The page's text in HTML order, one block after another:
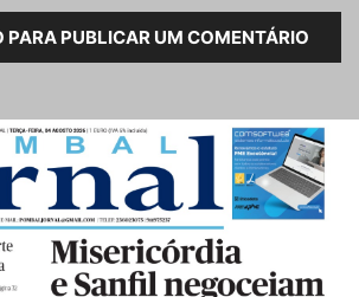
PARA PUBLICAR UM COMENTÁRIO